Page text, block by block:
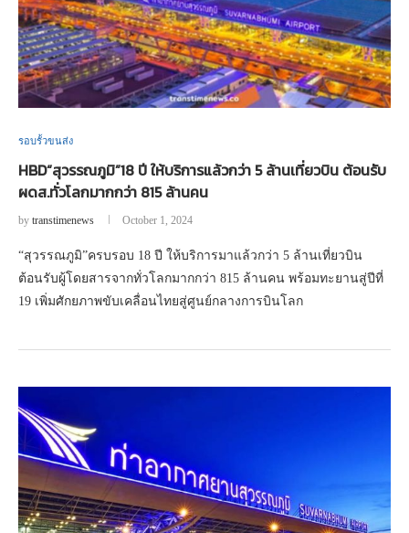
รอบรั้วขนส่ง
HBD“สุวรรณภูมิ”18 ปี ให้บริการแล้วกว่า 5 ล้านเที่ยวบิน ต้อนรับ
ผดส.ทั่วโลกมากกว่า 815 ล้านคน
by transtimenews October 1, 2024
“สุวรรณภูมิ”ครบรอบ 18 ปี ให้บริการมาแล้วกว่า 5 ล้านเที่ยวบิน
ต้อนรับผู้โดยสารจากทั่วโลกมากกว่า 815 ล้านคน พร้อมทะยานสู่ปีที่
19 เพิ่มศักยภาพขับเคลื่อนไทยสู่ศูนย์กลางการบินโลก